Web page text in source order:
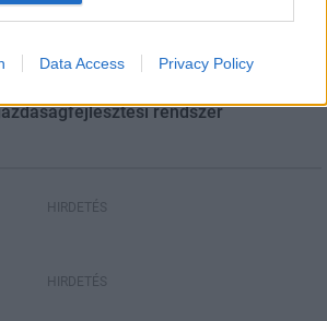
Data Access Privacy Policy
járt az államtitkár: a
rendszer
HIRDETÉS
HIRDETÉS